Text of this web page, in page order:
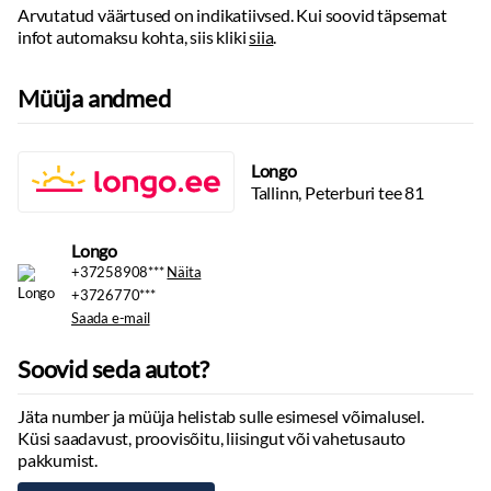
Nahkpolster
Ekraan
Navigatsiooniseade
Autokompuuter
Stereo
Udutuled
Rehvid ja veljed
Valuveljed
Muu
Pagasikate
Arvutatud väärtused on indikatiivsed. Kui soovid täpsemat
infot automaksu kohta, siis klikisiia.
Müüja andmed
Longo
Tallinn, Peterburi tee 81
Longo
+37258908***Näita
+3726770***
Saada e-mail
Soovid seda autot?
Jäta number ja müüja helistab sulle esimesel võimalusel.
Küsi saadavust, proovisõitu, liisingut või vahetusauto
pakkumist.